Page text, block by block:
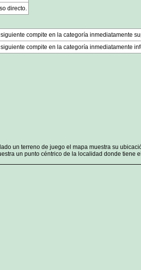
directo.
compite en la categoría inmediatamente
compite en la categoría inmediatamente
un terreno de juego el mapa muestra su
un punto céntrico de la localidad donde tiene